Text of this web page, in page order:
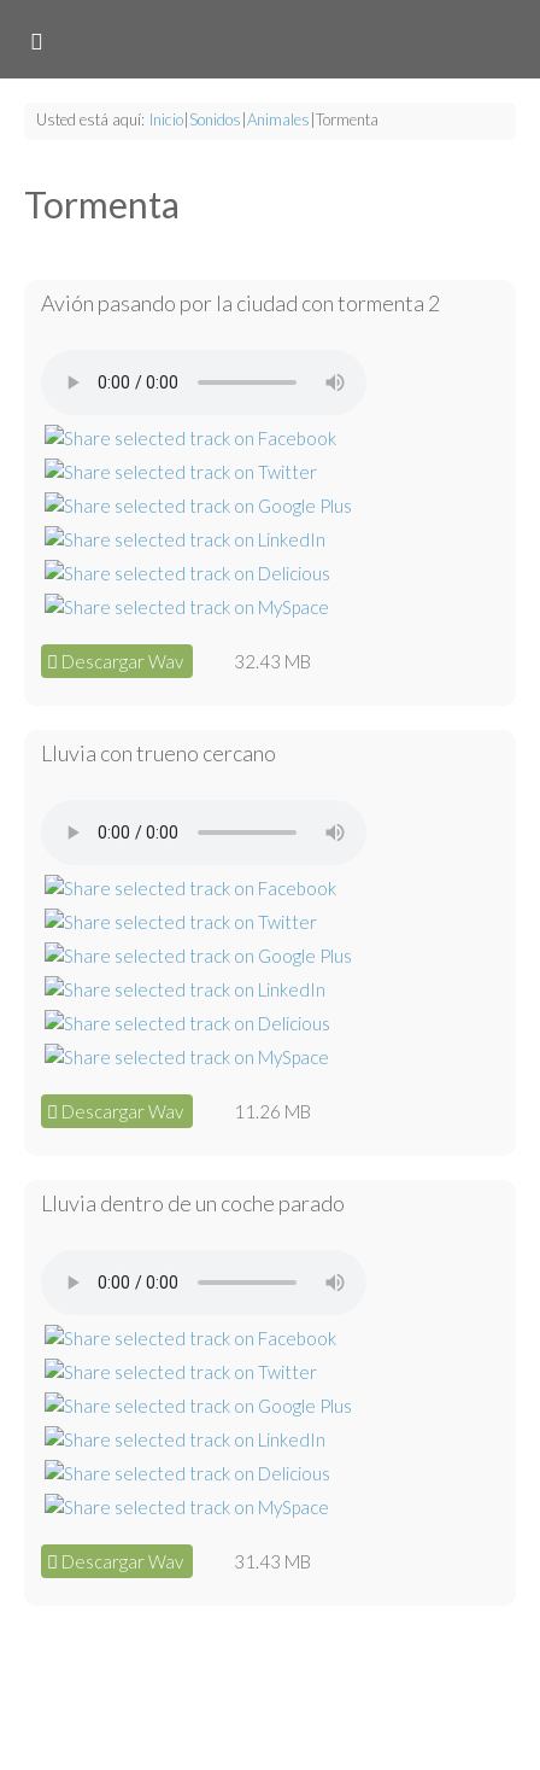
Usted está aquí: Inicio Sonidos Animales Tormenta
Tormenta
Avión pasando por la ciudad con tormenta 2
Descargar Wav 32.43 MB
Lluvia con trueno cercano
Descargar Wav 11.26 MB
Lluvia dentro de un coche parado
Descargar Wav 31.43 MB